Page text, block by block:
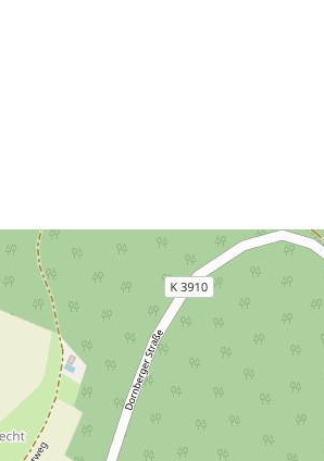
c7da0-697c-473e-aa0b-
c8a3dba785a8